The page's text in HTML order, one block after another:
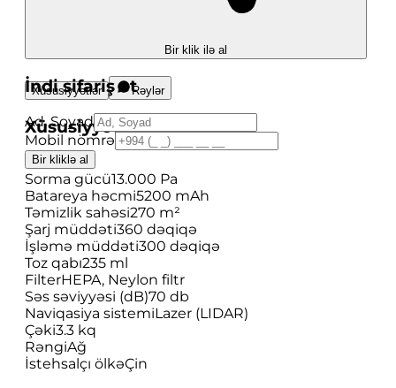
Bir klik ilə al
İndi sifariş et
Ad, Soyad
Mobil nömrə
Bir kliklə al
Xüsusiyyətlər Rəylər
Xüsusiyyətlər
ModelF10
Sorma gücü13.000 Pa
Batareya həcmi5200 mAh
Təmizlik sahəsi270 m²
Şarj müddəti360 dəqiqə
İşləmə müddəti300 dəqiqə
Toz qabı235 ml
FilterHEPA, Neylon filtr
Səs səviyyəsi (dB)70 db
Naviqasiya sistemiLazer (LIDAR)
Çəki3.3 kq
RəngiAğ
İstehsalçı ölkəÇin